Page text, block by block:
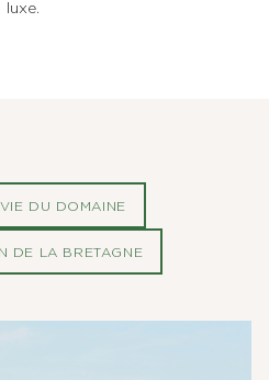
luxe.
VIE DU DOMAINE
DE LA BRETAGNE